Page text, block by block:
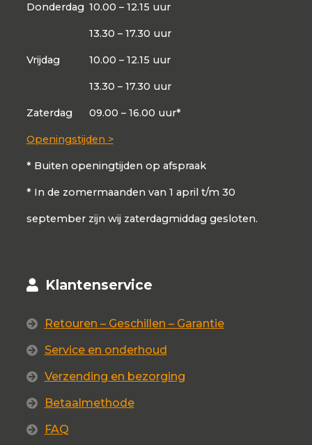
Donderdag 10.00 – 12.15 uur
13.30 – 17.30 uur
Vrijdag 10.00 – 12.15 uur
13.30 – 17.30 uur
Zaterdag 09.00 – 16.00 uur*
Openingstijden >
* Buiten openingtijden op afspraak
* In de zomermaanden van 1 april t/m 30
september zijn wij zaterdagmiddag gesloten.
Klantenservice
Retouren – Geschillen – Garantie
Service en onderhoud
Verzending en bezorging
Betaalmethode
FAQ